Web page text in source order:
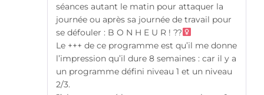
séances autant le matin pour attaquer la
journée ou après sa journée de travail pour
se défouler : B O N H E U R ! ??‍
Le +++ de ce programme est qu’il me donne
l’impression qu’il dure 8 semaines : car il y a
un programme défini niveau 1 et un niveau
2/3.